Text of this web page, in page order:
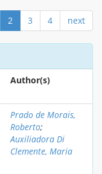
2 3 4 next
Author(s)
Prado de Morais,
Roberto;
Auxiliadora Di
Clemente, Maria